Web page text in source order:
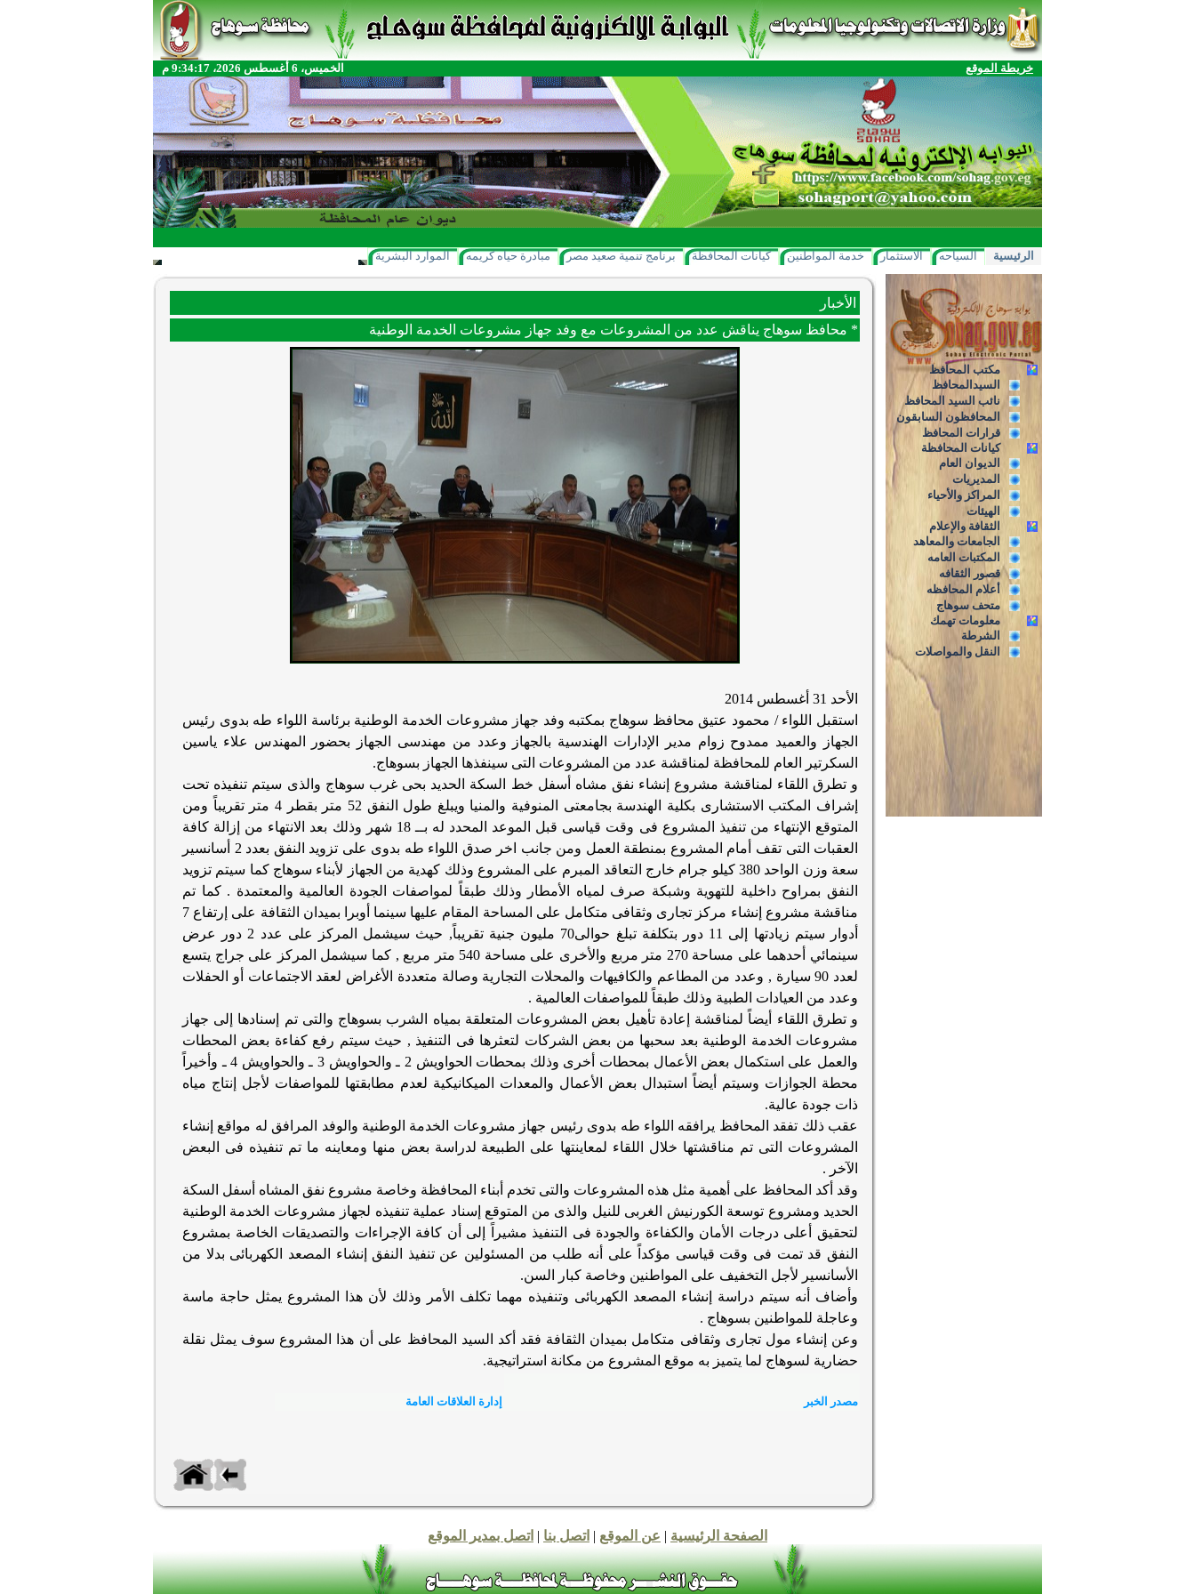
خريطة الموقع الخميس، 6 أغسطس 2026، 9:34:17 م
الرئيسية السياحه الاستثمار خدمة المواطنين كيانات المحافظة برنامج تنمية صعيد مصر مبادرة حياه كريمه الموارد البشرية
مكتب المحافظ
السيدالمحافظ
نائب السيد المحافظ
المحافظون السابقون
قرارات المحافظ
كيانات المحافظة
الديوان العام
المديريات
المراكز والأحياء
الهيئات
الثقافة والإعلام
الجامعات والمعاهد
المكتبات العامه
قصور الثقافه
أعلام المحافظه
متحف سوهاج
معلومات تهمك
الشرطة
النقل والمواصلات
الأخبار
* محافظ سوهاج يناقش عدد من المشروعات مع وفد جهاز مشروعات الخدمة الوطنية
الأحد 31 أغسطس 2014
استقبل اللواء / محمود عتيق محافظ سوهاج بمكتبه وفد جهاز مشروعات الخدمة
الوطنية برئاسة اللواء طه بدوى رئيس
الجهاز والعميد ممدوح زوام مدير
الإدارات الهندسية بالجهاز وعدد من مهندسى الجهاز بحضور المهندس علاء ياسين
السكرتير العام للمحافظة لمناقشة عدد من المشروعات التى سينفذها الجهاز بسوهاج.
و تطرق اللقاء لمناقشة مشروع إنشاء نفق مشاه أسفل خط السكة الحديد بحى غرب سوهاج والذى سيتم تنفيذه تحت
إشراف المكتب الاستشارى بكلية الهندسة بجامعتى
المنوفية والمنيا ويبلغ طول النفق 52 متر بقطر 4 متر تقريباً ومن
المتوقع الإنتهاء من تنفيذ المشروع فى وقت قياسى قبل الموعد المحدد له بــ 18 شهر وذلك بعد الانتهاء
من إزالة كافة
العقبات التى تقف أمام المشروع بمنطقة العمل ومن جانب اخر صدق
اللواء
طه بدوى على تزويد النفق بعدد 2 أسانسير
سعة وزن الواحد 380 كيلو جرام
خارج التعاقد المبرم على المشروع وذلك كهدية من الجهاز لأبناء سوهاج كما سيتم تزويد
النفق بمراوح داخلية للتهوية وشبكة صرف لمياه الأمطار وذلك طبقاً لمواصفات الجودة
العالمية والمعتمدة . كما تم
مناقشة مشروع إنشاء مركز تجارى وثقافى متكامل على
المساحة المقام عليها سينما أوبرا بميدان الثقافة على إرتفاع 7
أدوار سيتم زيادتها
إلى 11 دور بتكلفة تبلغ حوالى70 مليون جنية تقريباً, حيث سيشمل المركز على عدد 2 دور
عرض
سينمائي أحدهما على مساحة 270 متر مربع والأخرى على مساحة 540 متر مربع , كما
سيشمل المركز على جراج يتسع
لعدد 90 سيارة , وعدد من المطاعم والكافيهات والمحلات
التجارية وصالة متعددة الأغراض لعقد الاجتماعات أو الحفلات
وعدد من العيادات الطبية وذلك طبقاً للمواصفات العالمية .
و تطرق اللقاء أيضاً لمناقشة إعادة تأهيل بعض
المشروعات المتعلقة بمياه الشرب بسوهاج والتى تم إسنادها إلى جهاز
مشروعات الخدمة
الوطنية بعد سحبها من بعض الشركات لتعثرها فى التنفيذ , حيث سيتم رفع كفاءة بعض
المحطات
والعمل على استكمال بعض الأعمال بمحطات أخرى وذلك بمحطات الحواويش 2 ـ
والحواويش 3 ـ والحواويش 4 ـ وأخيراً
محطة الجوازات وسيتم أيضاً استبدال بعض الأعمال والمعدات الميكانيكية لعدم مطابقتها للمواصفات لأجل إنتاج مياه
ذات جودة عالية.
عقب ذلك تفقد المحافظ يرافقه اللواء طه بدوى رئيس جهاز مشروعات الخدمة الوطنية والوفد المرافق له مواقع إنشاء
المشروعات التى تم مناقشتها خلال اللقاء لمعاينتها على الطبيعة لدراسة بعض منها ومعاينه ما تم تنفيذه فى البعض
الآخر .
وقد أكد المحافظ على أهمية مثل هذه المشروعات والتى تخدم أبناء المحافظة وخاصة مشروع نفق المشاه أسفل السكة
الحديد ومشروع توسعة الكورنيش الغربى للنيل والذى من
المتوقع إسناد عملية تنفيذه لجهاز مشروعات الخدمة الوطنية
لتحقيق أعلى درجات الأمان والكفاءة والجودة فى التنفيذ مشيراً إلى أن كافة الإجراءات والتصديقات الخاصة بمشروع
النفق قد تمت فى وقت قياسى مؤكداً على أنه طلب من المسئولين عن تنفيذ النفق إنشاء
المصعد الكهربائى بدلا من
الأسانسير لأجل التخفيف على المواطنين وخاصة كبار السن.
وأضاف أنه سيتم دراسة إنشاء المصعد الكهربائى وتنفيذه مهما تكلف الأمر وذلك لأن هذا المشروع يمثل حاجة ماسة
وعاجلة للمواطنين بسوهاج .
وعن إنشاء مول تجارى وثقافى متكامل بميدان الثقافة فقد أكد السيد المحافظ على أن هذا المشروع سوف يمثل نقلة
حضارية لسوهاج لما يتميز به موقع المشروع من مكانة استراتيجية.
مصدر الخبر إدارة العلاقات العامة
الصفحة الرئيسية | عن الموقع | اتصل بنا | اتصل بمدير الموقع